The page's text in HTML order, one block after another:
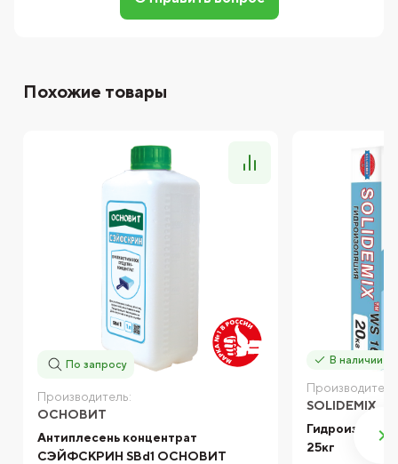
Похожие товары
По запросу
Производитель:
ОСНОВИТ
Антиплесень концентрат
СЭЙФСКРИН SBd1 ОСНОВИТ
В наличии
SOLIDEMIX
25кг